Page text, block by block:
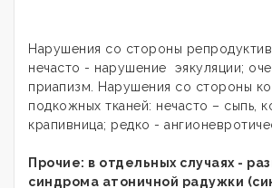
Нарушения со стороны
нечасто - нарушение эякуляции;
приапизм. Нарушения со стороны
подкожных тканей: нечасто – сыпь,
крапивница; редко -
Прочие: в отдельных случаях -
синдрома атоничной радужки